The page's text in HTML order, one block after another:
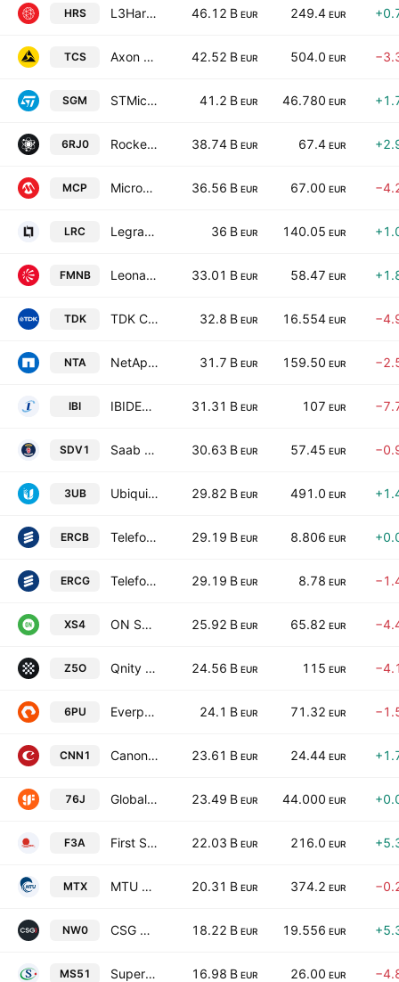
HRS L3Harris Technologies Inc 46.12 B EUR 249.4 EUR
TCS Axon Enterprise Inc 42.52 B EUR 504.0 EUR
SGM STMicroelectronics NV 41.2 B EUR 46.780 EUR
6RJ0 Rocket Lab Corporation 38.74 B EUR 67.4 EUR
MCP Microchip Technology Incorporated 36.56 B EUR 67.00 EUR
LRC Legrand SA 36 B EUR 140.05 EUR
FMNB Leonardo SpA 33.01 B EUR 58.47 EUR
TDK TDK Corporation 32.8 B EUR 16.554 EUR
NTA NetApp, Inc. 31.7 B EUR 159.50 EUR
IBI IBIDEN CO., LTD. 31.31 B EUR 107 EUR
SDV1 Saab AB Class B 30.63 B EUR 57.45 EUR
3UB Ubiquiti Inc. 29.82 B EUR 491.0 EUR
ERCB Telefonaktiebolaget LM Ericsson Class B 29.19 B EUR 8.806 EUR
ERCG Telefonaktiebolaget LM Ericsson Class A 29.19 B EUR 8.78 EUR
XS4 ON Semiconductor Corporation 25.92 B EUR 65.82 EUR
Z5O Qnity Electronics, Inc. 24.56 B EUR 115 EUR
6PU Everpure, Inc. Class A 24.1 B EUR 71.32 EUR
CNN1 Canon Inc. 23.61 B EUR 24.44 EUR
76J GlobalFoundries Inc. 23.49 B EUR 44.000 EUR
F3A First Solar, Inc. 22.03 B EUR 216.0 EUR
MTX MTU Aero Engines AG 20.31 B EUR 374.2 EUR
NW0 CSG N.V. 18.22 B EUR 19.556 EUR
MS51 Super Micro Computer, Inc. 16.98 B EUR 26.00 EUR